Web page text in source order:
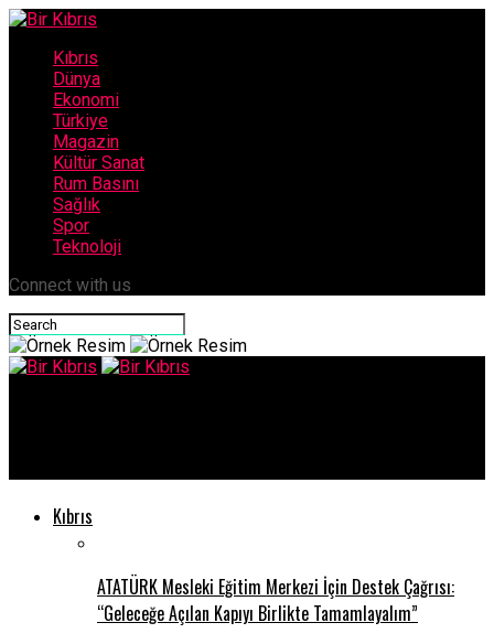
Kıbrıs
Dünya
Ekonomi
Türkiye
Magazin
Kültür Sanat
Rum Basını
Sağlık
Spor
Teknoloji
Connect with us
Kıbrıs
ATATÜRK Mesleki Eğitim Merkezi İçin Destek Çağrısı:
“Geleceğe Açılan Kapıyı Birlikte Tamamlayalım”